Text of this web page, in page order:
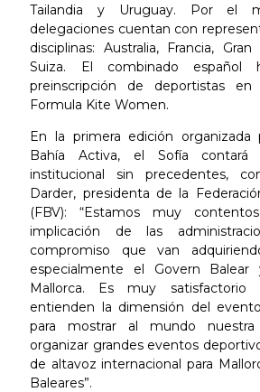
Tailandia y Uruguay. Por el
delegaciones cuentan con
disciplinas: Australia, Francia,
Suiza. El combinado español
preinscripción de deportistas
Formula Kite Women.
En la primera edición organizada
Bahía Activa, el Sofía
institucional sin precedentes,
Darder, presidenta de la
(FBV): “Estamos muy
implicación de las
compromiso que van
especialmente el Govern
Mallorca. Es muy satisfactorio
entienden la dimensión del
para mostrar al mundo nuestra
organizar grandes eventos
de altavoz internacional para
Baleares”.